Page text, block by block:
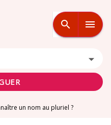
search menu
un nom au pluriel ?